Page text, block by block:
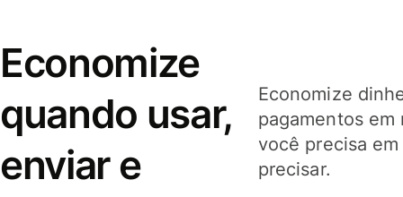
Economize
quando usar,
enviar e
Economize
pagamentos
você precisa
precisar.